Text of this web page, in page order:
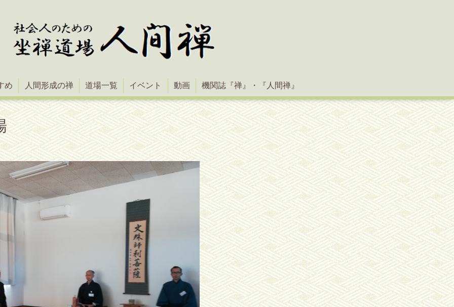
め 人間形成の禅 道場一覧 イベント 動画 機関誌『禅』・『人間禅』